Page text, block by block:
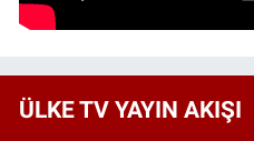
ÜLKE TV YAYIN AKIŞI